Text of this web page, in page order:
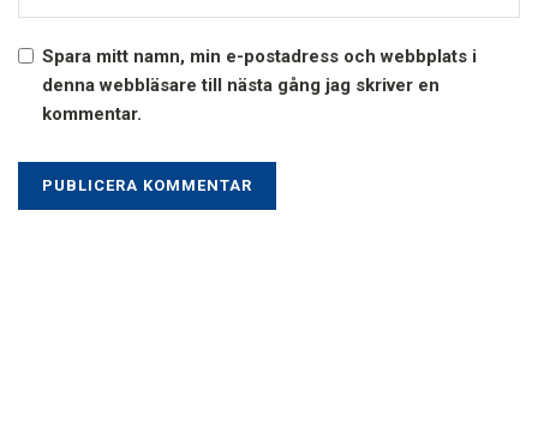
Spara mitt namn, min e-postadress och webbplats i
denna webbläsare till nästa gång jag skriver en
kommentar.